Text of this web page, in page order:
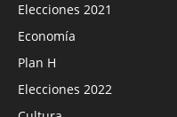
Elecciones 2021
Economía
Plan H
Elecciones 2022